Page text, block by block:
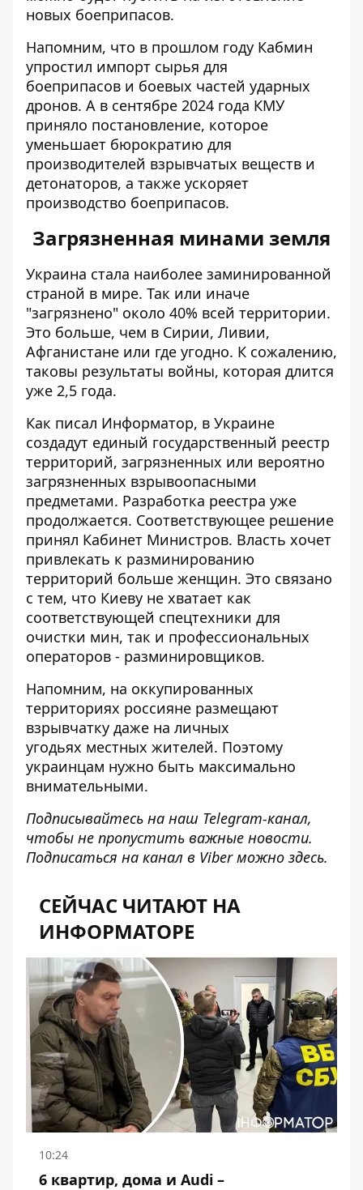
новых боеприпасов.
Напомним, что в прошлом году Кабмин
упростил импорт сырья для
боеприпасов и боевых частей ударных
дронов. А в сентябре 2024 года КМУ
приняло постановление, которое
уменьшает бюрократию для
производителей взрывчатых веществ и
детонаторов, а также ускоряет
производство боеприпасов.
Загрязненная минами земля
Украина стала наиболее заминированной
страной в мире. Так или иначе
"загрязнено" около 40% всей территории.
Это больше, чем в Сирии, Ливии,
Афганистане или где угодно. К сожалению,
таковы результаты войны, которая длится
уже 2,5 года.
Как писал Информатор, в Украине
создадут единый государственный реестр
территорий, загрязненных или вероятно
загрязненных взрывоопасными
предметами. Разработка реестра уже
продолжается. Соответствующее решение
принял Кабинет Министров. Власть хочет
привлекать к разминированию
территорий больше женщин. Это связано
с тем, что Киеву не хватает как
соответствующей спецтехники для
очистки мин, так и профессиональных
операторов - разминировщиков.
Напомним, на оккупированных
территориях россияне размещают
взрывчатку даже на личных
угодьях местных жителей. Поэтому
украинцам нужно быть максимально
внимательными.
Подписывайтесь на наш Telegram-канал,
чтобы не пропустить важные новости.
Подписаться на канал в Viber можно здесь.
СЕЙЧАС ЧИТАЮТ НА
ИНФОРМАТОРЕ
10:24
6 квартир, дома и Audi –